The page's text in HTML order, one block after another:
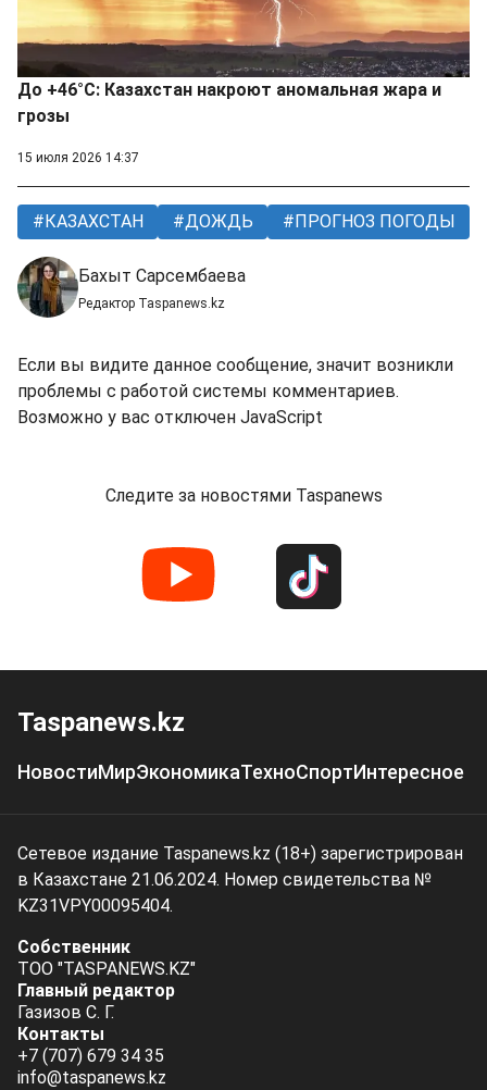
До +46°C: Казахстан накроют аномальная жара и
грозы
15 июля 2026 14:37
КАЗАХСТАН ДОЖДЬ ПРОГНОЗ ПОГОДЫ
Бахыт Сарсембаева
Редактор Taspanews.kz
Если вы видите данное сообщение, значит возникли
проблемы с работой системы комментариев.
Возможно у вас отключен JavaScript
Следите за новостями Taspanews
Taspanews.kz
НовостиМирЭкономикаТехноСпортИнтересное
Сетевое издание Taspanews.kz (18+) зарегистрирован
в Казахстане 21.06.2024. Номер свидетельства №
KZ31VPY00095404.
Собственник
ТОО "TASPANEWS.KZ"
Главный редактор
Газизов С. Г.
Контакты
+7 (707) 679 34 35
info@taspanews.kz